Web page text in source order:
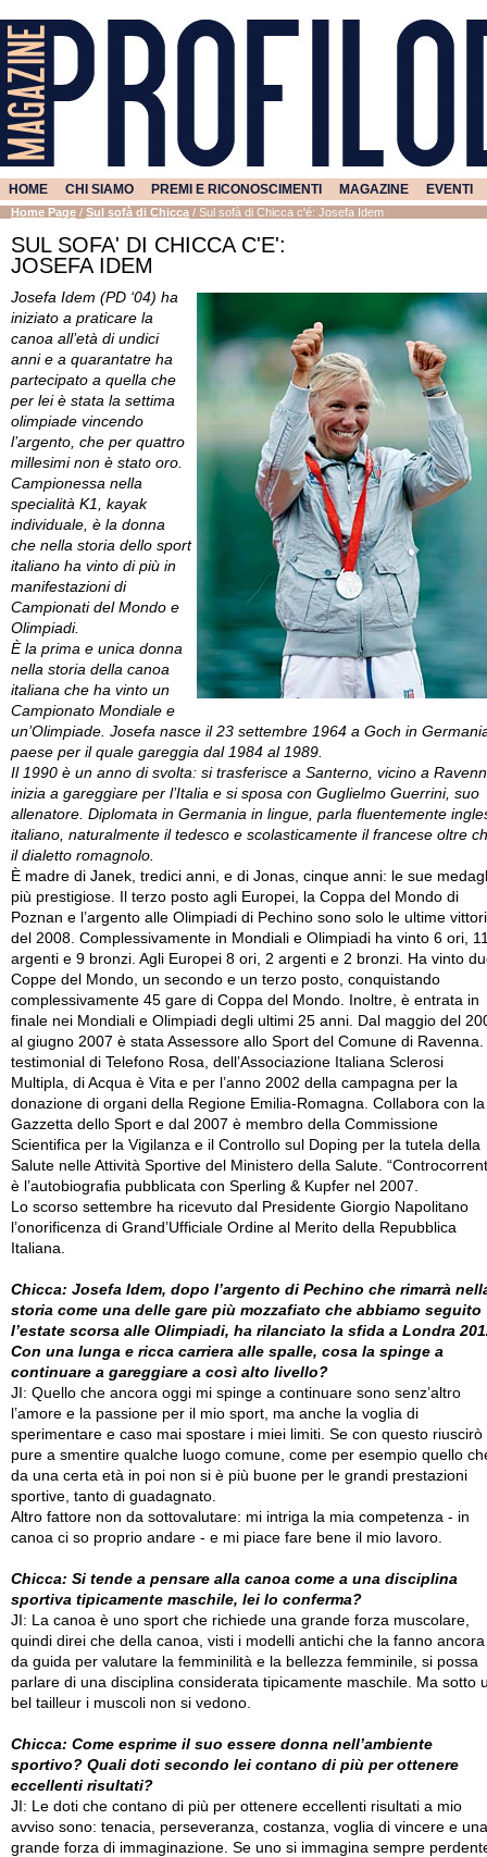
HOME CHI SIAMO PREMI E RICONOSCIMENTI MAGAZINE EVENTI
Home Page / Sul sofà di Chicca / Sul sofà di Chicca c'é: Josefa Idem
SUL SOFA' DI CHICCA C'E':
JOSEFA IDEM
Josefa Idem (PD ‘04) ha
iniziato a praticare la
canoa all’età di undici
anni e a quarantatre ha
partecipato a quella che
per lei è stata la settima
olimpiade vincendo
l’argento, che per quattro
millesimi non è stato oro.
Campionessa nella
specialità K1, kayak
individuale, è la donna
che nella storia dello sport
italiano ha vinto di più in
manifestazioni di
Campionati del Mondo e
Olimpiadi.
È la prima e unica donna
nella storia della canoa
italiana che ha vinto un
Campionato Mondiale e
un’Olimpiade. Josefa nasce il 23 settembre 1964 a Goch in
paese per il quale gareggia dal 1984 al 1989.
Il 1990 è un anno di svolta: si trasferisce a Santerno, vicino a
inizia a gareggiare per l’Italia e si sposa con Guglielmo Guerrini, suo
allenatore. Diplomata in Germania in lingue, parla fluentemente
italiano, naturalmente il tedesco e scolasticamente il francese oltre
il dialetto romagnolo.
È madre di Janek, tredici anni, e di Jonas, cinque anni: le sue
più prestigiose. Il terzo posto agli Europei, la Coppa del Mondo di
Poznan e l’argento alle Olimpiadi di Pechino sono solo le ultime
del 2008. Complessivamente in Mondiali e Olimpiadi ha vinto 6 ori,
argenti e 9 bronzi. Agli Europei 8 ori, 2 argenti e 2 bronzi. Ha vinto
Coppe del Mondo, un secondo e un terzo posto, conquistando
complessivamente 45 gare di Coppa del Mondo. Inoltre, è entrata in
finale nei Mondiali e Olimpiadi degli ultimi 25 anni. Dal maggio del
al giugno 2007 è stata Assessore allo Sport del Comune di Ravenna.
testimonial di Telefono Rosa, dell’Associazione Italiana Sclerosi
Multipla, di Acqua è Vita e per l’anno 2002 della campagna per la
donazione di organi della Regione Emilia-Romagna. Collabora con la
Gazzetta dello Sport e dal 2007 è membro della Commissione
Scientifica per la Vigilanza e il Controllo sul Doping per la tutela della
Salute nelle Attività Sportive del Ministero della Salute.
è l’autobiografia pubblicata con Sperling & Kupfer nel 2007.
Lo scorso settembre ha ricevuto dal Presidente Giorgio Napolitano
l’onorificenza di Grand’Ufficiale Ordine al Merito della Repubblica
Italiana.
Chicca: Josefa Idem, dopo l’argento di Pechino che rimarrà
storia come una delle gare più mozzafiato che abbiamo seguito
l’estate scorsa alle Olimpiadi, ha rilanciato la sfida a Londra
Con una lunga e ricca carriera alle spalle, cosa la spinge a
continuare a gareggiare a così alto livello?
JI: Quello che ancora oggi mi spinge a continuare sono senz’altro
l’amore e la passione per il mio sport, ma anche la voglia di
sperimentare e caso mai spostare i miei limiti. Se con questo riuscirò
pure a smentire qualche luogo comune, come per esempio quello
da una certa età in poi non si è più buone per le grandi prestazioni
sportive, tanto di guadagnato.
Altro fattore non da sottovalutare: mi intriga la mia competenza - in
canoa ci so proprio andare - e mi piace fare bene il mio lavoro.
Chicca: Si tende a pensare alla canoa come a una disciplina
sportiva tipicamente maschile, lei lo conferma?
JI: La canoa è uno sport che richiede una grande forza muscolare,
quindi direi che della canoa, visti i modelli antichi che la fanno ancora
da guida per valutare la femminilità e la bellezza femminile, si possa
parlare di una disciplina considerata tipicamente maschile. Ma sotto
bel tailleur i muscoli non si vedono.
Chicca: Come esprime il suo essere donna nell’ambiente
sportivo? Quali doti secondo lei contano di più per ottenere
eccellenti risultati?
JI: Le doti che contano di più per ottenere eccellenti risultati a mio
avviso sono: tenacia, perseveranza, costanza, voglia di vincere e una
grande forza di immaginazione. Se uno si immagina sempre